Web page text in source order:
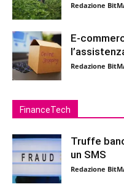
Redazione
E-
Redazione
FinanceTech
Truffe
un SMS
Redazione